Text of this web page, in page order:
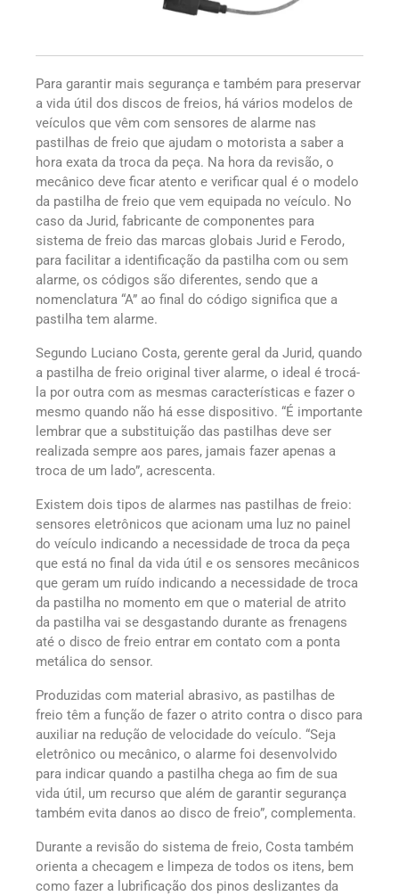
Para garantir mais segurança e também para preservar
a vida útil dos discos de freios, há vários modelos de
veículos que vêm com sensores de alarme nas
pastilhas de freio que ajudam o motorista a saber a
hora exata da troca da peça. Na hora da revisão, o
mecânico deve ficar atento e verificar qual é o modelo
da pastilha de freio que vem equipada no veículo. No
caso da Jurid, fabricante de componentes para
sistema de freio das marcas globais Jurid e Ferodo,
para facilitar a identificação da pastilha com ou sem
alarme, os códigos são diferentes, sendo que a
nomenclatura “A” ao final do código significa que a
pastilha tem alarme.
Segundo Luciano Costa, gerente geral da Jurid, quando
a pastilha de freio original tiver alarme, o ideal é trocá-
la por outra com as mesmas características e fazer o
mesmo quando não há esse dispositivo. “É importante
lembrar que a substituição das pastilhas deve ser
realizada sempre aos pares, jamais fazer apenas a
troca de um lado”, acrescenta.
Existem dois tipos de alarmes nas pastilhas de freio:
sensores eletrônicos que acionam uma luz no painel
do veículo indicando a necessidade de troca da peça
que está no final da vida útil e os sensores mecânicos
que geram um ruído indicando a necessidade de troca
da pastilha no momento em que o material de atrito
da pastilha vai se desgastando durante as frenagens
até o disco de freio entrar em contato com a ponta
metálica do sensor.
Produzidas com material abrasivo, as pastilhas de
freio têm a função de fazer o atrito contra o disco para
auxiliar na redução de velocidade do veículo. “Seja
eletrônico ou mecânico, o alarme foi desenvolvido
para indicar quando a pastilha chega ao fim de sua
vida útil, um recurso que além de garantir segurança
também evita danos ao disco de freio”, complementa.
Durante a revisão do sistema de freio, Costa também
orienta a checagem e limpeza de todos os itens, bem
como fazer a lubrificação dos pinos deslizantes da